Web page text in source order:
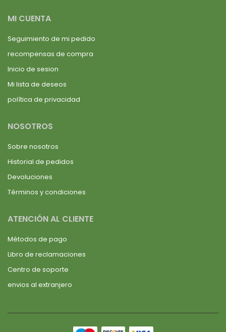
MI CUENTA
Seguimiento de mi pedido
recompensas de compra
Inicio de sesion
Mi lista de deseos
política de privacidad
NOSOTROS
Sobre nosotros
Historial de pedidos
Devoluciones
Términos y condiciones
ATENCIÓN AL CLIENTE
Métodos de pago
Libro de reclamaciones
Centro de soporte
envios al extranjero